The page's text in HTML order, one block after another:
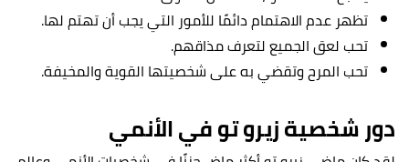
تظهر عدم الاهتمام دائمًا للأمور التي يجب أن تهتم لها.
تحب لعق الجميع لتعرف مذاقهم.
تحب المرح وتقضي به على شخصيتها القوية والمخيفة.
دور شخصية زيرو تو في الأنمي